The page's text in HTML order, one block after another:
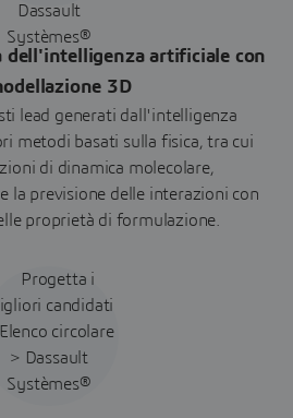
dell'intelligenza artificiale con
3D
lead generati dall'intelligenza
metodi basati sulla fisica, tra cui
di dinamica molecolare,
la previsione delle interazioni con
proprietà di formulazione.